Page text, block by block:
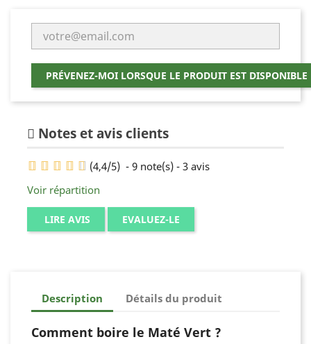
PRÉVENEZ-MOI LORSQUE LE PRODUIT EST DISPONIBLE
Notes et avis clients
(4,4/5) - 9 note(s) - 3 avis
Voir répartition
LIRE AVIS EVALUEZ-LE
Description Détails du produit
Comment boire le Maté Vert ?